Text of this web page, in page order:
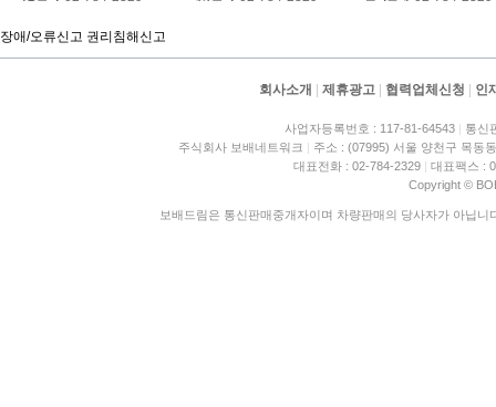
장애/오류신고 권리침해신고
회사소개 제휴광고 협력업체신청 인
사업자등록번호 : 117-81-64543 | 통신
주식회사 보배네트워크 | 주소 : (07995) 서울 양천구 목동
대표전화 : 02-784-2329 | 대표팩스 :
Copyright ©
보배드림은 통신판매중개자이며 차량판매의 당사자가 아닙